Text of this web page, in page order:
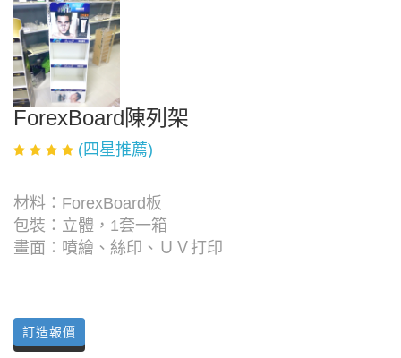
ForexBoard陳列架
(四星推薦)
材料：ForexBoard板
包裝：立體，1套一箱
畫面：噴繪、絲印、ＵＶ打印
訂造報價